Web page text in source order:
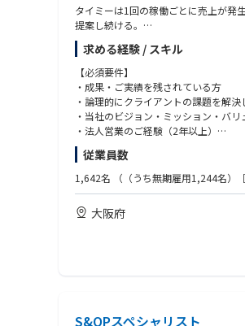
―既存店舗における利用拡大（例：
〇新規開拓領域
・ターゲット企業：数億円〜数兆円の
・業界：介護業界を中心とした企業
・主要業務
―多店舗展開企業への導入推進
―既存店舗における利用拡大（例：
■やりがい・魅力
☆日本の労働力不足という“社会構造
☆ユーザー数1,000万人超の社会イン
☆新規領域（物流・小売DX・Fintech
☆経営レベルの課題解決スキルが身に
☆年齢・年次関係なくリーダー・マネ
タイミーは1回の稼働ごとに売上が発
提案し続ける。
同じクライアントでも、他店舗/事業
の利用を推進）への導入を通して、さ
売って終わりではなく、顧客の“事業
■役割
既存クライアントの人的課題解決/
既存クライアントにおけるタイミー
■具体的な業務内容
・経営層・事業責任者への課題ヒアリ
求める経験 / スキル
【必須要件】
・成果・ご実績を残されている方
・論理的にクライアントの課題を解決
・当社のビジョン・ミッション・バ
・法人営業のご経験（2年以上）
・免許保有（普通自動車運転免許）
【歓迎経験】
・コンサルティング業界のご経験
・IT業界/人材業界(派遣、求人媒体営
・当社のビジョンやミッションに共
・クライアントの本質的な価値創出に
従業員数
1,642名 （（うち無期雇用1,244名）
大阪府
S&OPスペシャリスト